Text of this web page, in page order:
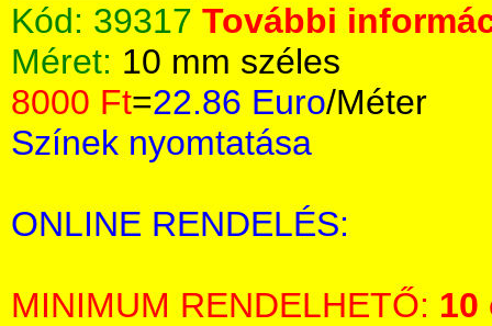
Kód: 39317 További
Méret: 10 mm széles
8000 Ft=22.86 Euro/Méter
Színek nyomtatása
ONLINE RENDELÉS:
MINIMUM RENDELHETŐ: 10